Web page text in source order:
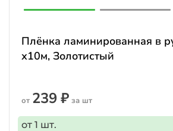
Плёнка ламинированная в
х10м, Золотистый
от 239 ₽ за шт
от 1 шт.